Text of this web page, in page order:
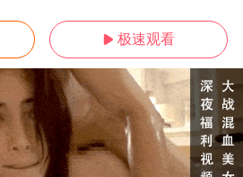
 极速观看